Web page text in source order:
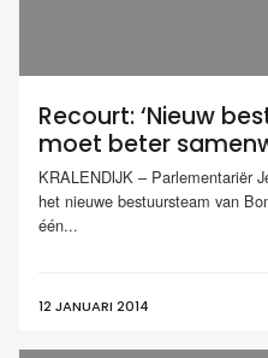
Recourt: ‘Nieuw
moet beter
KRALENDIJK – Parlementariër
het nieuwe bestuursteam van
één...
12 JANUARI 2014